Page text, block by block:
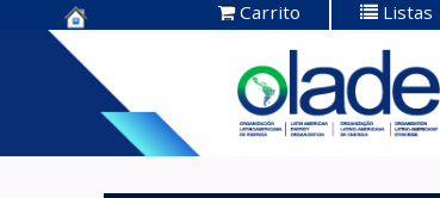
Centro de
Documentación
OLADE -
Carrito Listas